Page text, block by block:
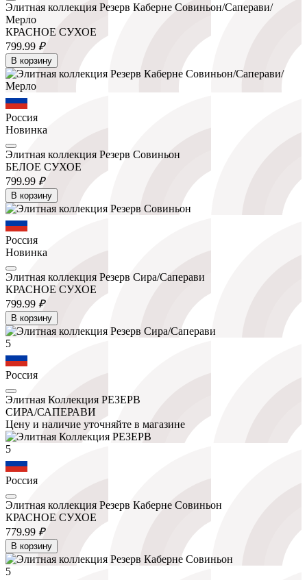
Элитная коллекция Резерв Каберне Совиньон/Саперави/
Мерло
КРАСНОЕ СУХОЕ
799.99 ₽
В корзину
Россия
Новинка
Элитная коллекция Резерв Совиньон
БЕЛОЕ СУХОЕ
799.99 ₽
В корзину
Россия
Новинка
Элитная коллекция Резерв Сира/Саперави
КРАСНОЕ СУХОЕ
799.99 ₽
В корзину
5
Россия
Элитная Коллекция РЕЗЕРВ
СИРА/САПЕРАВИ
Цену и наличие уточняйте в магазине
5
Россия
Элитная коллекция Резерв Каберне Совиньон
КРАСНОЕ СУХОЕ
779.99 ₽
В корзину
5